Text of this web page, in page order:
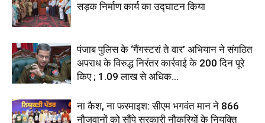
सड़क निर्माण कार्य का उद्घाटन किया
पंजाब पुलिस के ‘गैंगस्टरां ते वार’ अभियान ने संगठित
अपराध के विरुद्ध निरंतर कार्रवाई के 200 दिन पूरे
किए ; 1.09 लाख से अधिक...
ना कैश, ना फरमाइश: सीएम भगवंत मान ने 866
नौजवानों को सौंपे सरकारी नौकरियों के नियुक्ति